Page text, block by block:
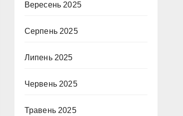
Вересень 2025
Серпень 2025
Липень 2025
Червень 2025
Травень 2025